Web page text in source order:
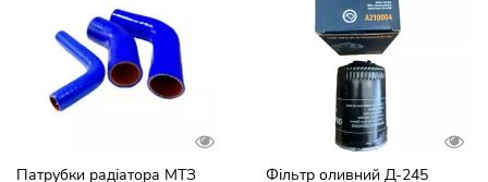
Патрубки радіатора МТЗ Фільтр оливний Д-245